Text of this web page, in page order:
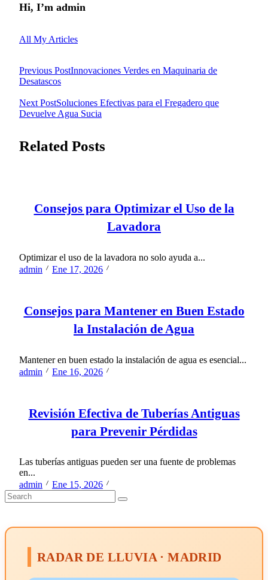
Hi, I’m admin
All My Articles
<span
class="nav-
subtitle
screen-
Previous PostInnovaciones Verdes en Maquinaria de
Desatascos
Next PostSoluciones Efectivas para el Fregadero que
Devuelve Agua Sucia
Related Posts
Consejos para Optimizar el Uso de la
Lavadora
Optimizar el uso de la lavadora no solo ayuda a...
admin
Ene 17, 2026
Consejos para Mantener en Buen Estado
la Instalación de Agua
Mantener en buen estado la instalación de agua es esencial...
admin
Ene 16, 2026
Revisión Efectiva de Tuberías Antiguas
para Prevenir Pérdidas
Las tuberías antiguas pueden ser una fuente de problemas
en...
admin
Ene 15, 2026
Search
for:
RADAR DE LLUVIA · MADRID